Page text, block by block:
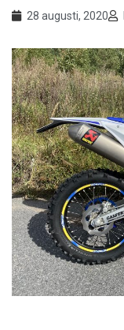
28 augusti, 2020